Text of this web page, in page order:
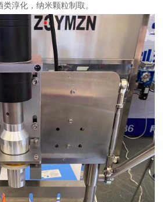
淳化，纳米颗粒制取。